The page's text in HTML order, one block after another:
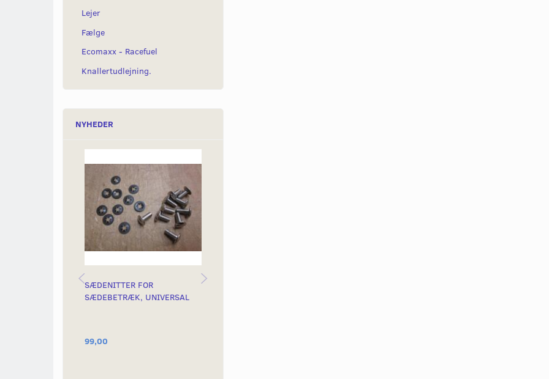
Lejer
Fælge
Ecomaxx - Racefuel
Knallertudlejning.
NYHEDER
SÆDENITTER FOR
SÆDEBETRÆK, UNIVERSAL
99,00